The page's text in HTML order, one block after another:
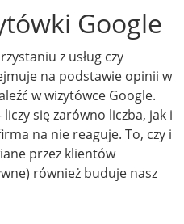
Google
z usług czy
na podstawie opinii w
w wizytówce Google.
się zarówno liczba, jak i
na nie reaguje. To, czy i
przez klientów
również buduje nasz